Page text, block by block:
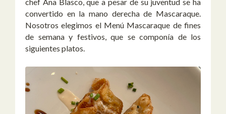
convertido en la mano derecha de Mascaraque.
Nosotros elegimos el Menú Mascaraque de fines
de semana y festivos, que se componía de los
siguientes platos.